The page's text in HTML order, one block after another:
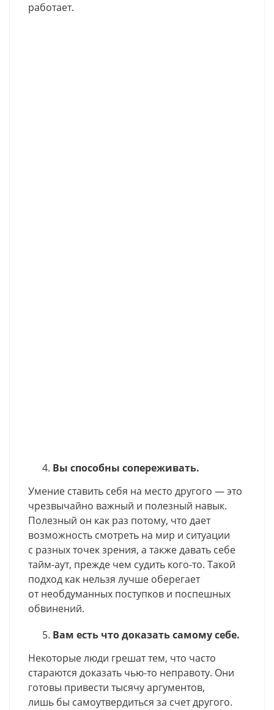
работает.
Вы способны сопереживать.
Умение ставить себя на место другого — это
чрезвычайно важный и полезный навык.
Полезный он как раз потому, что дает
возможность смотреть на мир и ситуации
с разных точек зрения, а также давать себе
тайм-аут, прежде чем судить кого-то. Такой
подход как нельзя лучше оберегает
от необдуманных поступков и поспешных
обвинений.
Вам есть что доказать самому себе.
Некоторые люди грешат тем, что часто
стараются доказать чью-то неправоту. Они
готовы привести тысячу аргументов,
лишь бы самоутвердиться за счет другого.